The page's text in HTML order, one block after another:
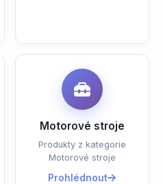
Motorové stroje
Produkty z kategorie
Motorové stroje
Prohlédnout